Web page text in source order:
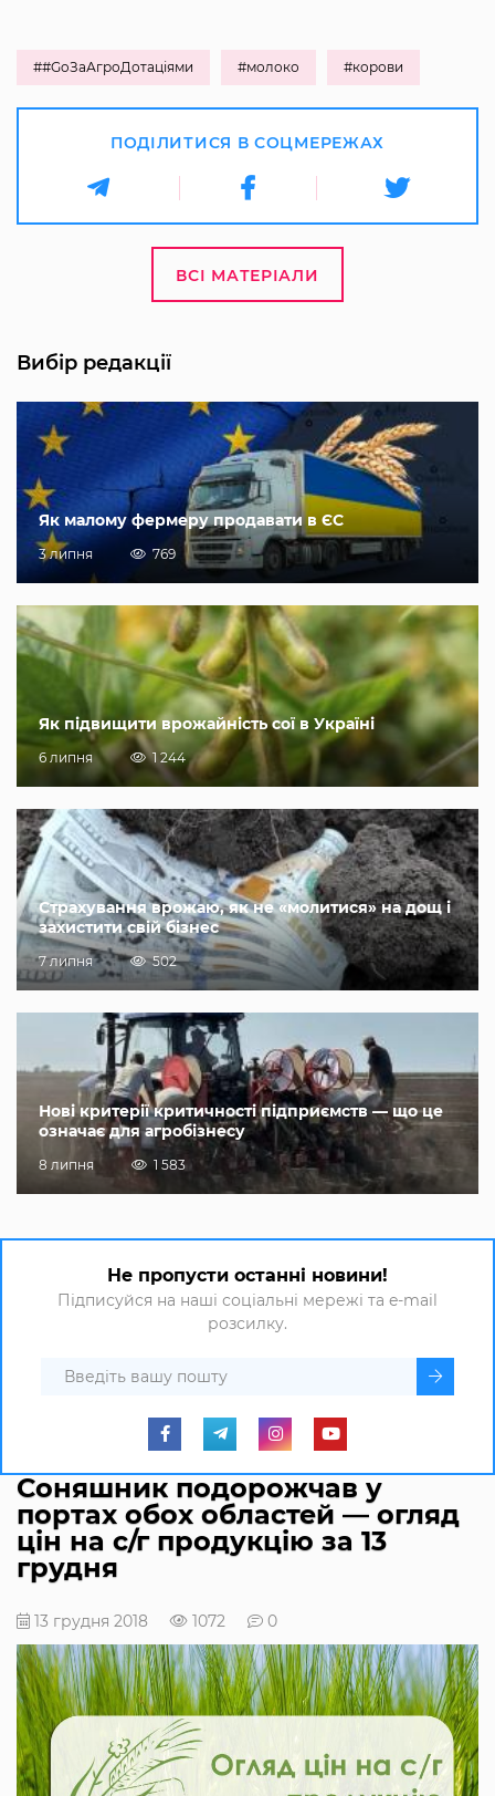
##GoЗаАгроДотаціями #молоко #корови
ПОДІЛИТИСЯ В СОЦМЕРЕЖАХ
ВСІ МАТЕРІАЛИ
Вибір редакції
Як малому фермеру продавати в ЄС
3 липня 769
Як підвищити врожайність сої в Україні
6 липня 1 244
Страхування врожаю, як не «молитися» на дощ і
захистити свій бізнес
7 липня 502
Нові критерії критичності підприємств — що це
означає для агробізнесу
8 липня 1 583
Не пропусти останні новини!
Підписуйся на наші соціальні мережі та e-mail
розсилку.
Соняшник подорожчав у
портах обох областей — огляд
цін на с/г продукцію за 13
грудня
13 грудня 2018 1072 0